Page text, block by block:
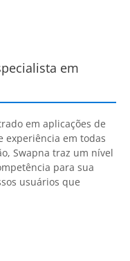
em
em aplicações de
experiência em todas
Swapna traz um nível
para sua
usuários que